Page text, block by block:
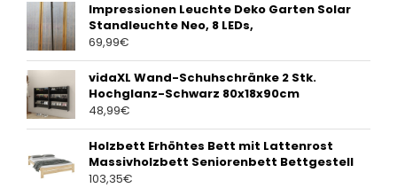
Impressionen Leuchte Deko Garten Solar
Standleuchte Neo, 8 LEDs,
69,99€
vidaXL Wand-Schuhschränke 2 Stk.
Hochglanz-Schwarz 80x18x90cm
48,99€
Holzbett Erhöhtes Bett mit Lattenrost
Massivholzbett Seniorenbett Bettgestell
103,35€